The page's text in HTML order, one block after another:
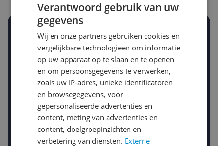
Stel een alert in en mis geen prijsdaling
Krijg een seintje zodra de prijs zakt
Jouw e-mailadres
Gewenste daling of bedrag
-5% -10% -15%
€
Prijsalert aanzetten
Verantwoord gebruik van uw
gegevens
Wij en onze partners gebruiken cookies en
vergelijkbare technologieën om informatie
op uw apparaat op te slaan en te openen
en om persoonsgegevens te verwerken,
zoals uw IP-adres, unieke identificatoren
en browsegegevens, voor
gepersonaliseerde advertenties en
content, meting van advertenties en
content, doelgroepinzichten en
verbetering van diensten. Externe